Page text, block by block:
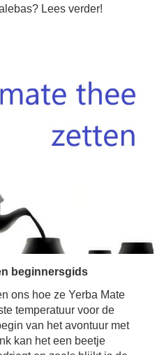
Lees verder!
beginnersgids
ons hoe ze Yerba Mate
temperatuur voor de
van het avontuur met
kan het een beetje